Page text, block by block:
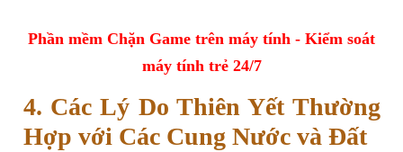
Phần mềm Chặn Game trên máy tính - Kiểm soát
máy tính trẻ 24/7
4. Các Lý Do Thiên Yết Thường
Hợp với Các Cung Nước và Đất